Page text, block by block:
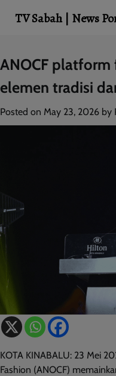
Skip
to
content
ANOCF platform
elemen tradisi
Posted on May 23, 2026 by
KOTA KINABALU: 23 Mei
Fashion (ANOCF)
TV Sabah | News